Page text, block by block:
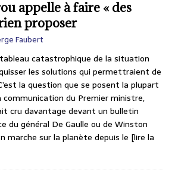
appelle à faire « des
proposer
Faubert
catastrophique de la situation
les solutions qui permettraient de
la question que se posent la plupart
communication du Premier ministre,
cru davantage devant un bulletin
du général De Gaulle ou de Winston
marche sur la planète depuis le [lire la